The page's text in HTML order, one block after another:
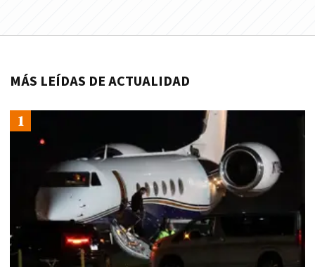
MÁS LEÍDAS DE ACTUALIDAD